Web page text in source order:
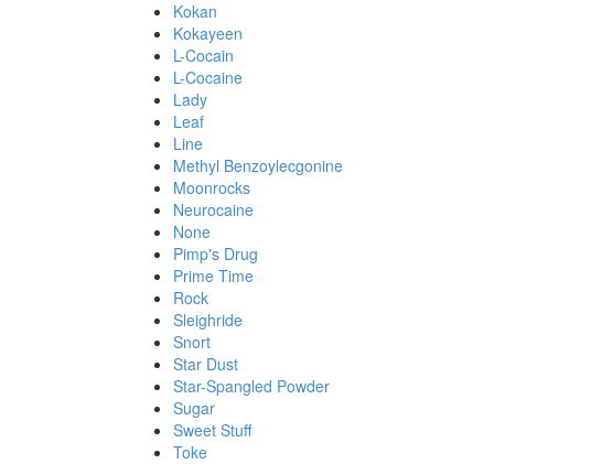
Kokan
Kokayeen
L-Cocain
L-Cocaine
Lady
Leaf
Line
Methyl Benzoylecgonine
Moonrocks
Neurocaine
None
Pimp's Drug
Prime Time
Rock
Sleighride
Snort
Star Dust
Star-Spangled Powder
Sugar
Sweet Stuff
Toke